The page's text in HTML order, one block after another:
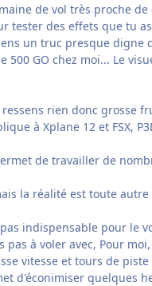
de vol très proche
des effets que tu
un truc presque digne
GO chez moi... Le
rien donc grosse
à Xplane 12 et FSX,
de travailler de
la réalité est toute
indispensable pour le
à voler avec, Pour
vitesse et tours de
d'éconimiser quelques